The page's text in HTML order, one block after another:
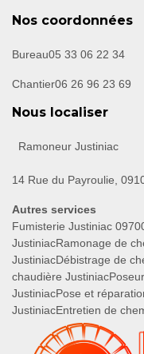
Nos coordonnées
Bureau05 33 06 22 34
Chantier06 26 96 23 69
Nous localiser
Ramoneur Justiniac
14 Rue du Payroulie,
Autres services
Fumisterie Justiniac
JustiniacRamonage de
JustiniacDébistrage de
chaudière Justiniac
JustiniacPose et
JustiniacEntretien de